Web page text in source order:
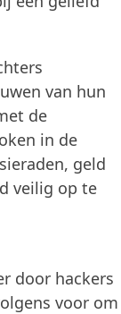
van hun
de
in de
geld
veilig op te
door hackers
voor om